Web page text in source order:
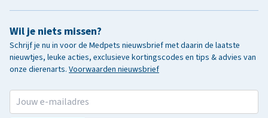
Wil je niets missen?
Schrijf je nu in voor de Medpets nieuwsbrief met daarin de laatste
nieuwtjes, leuke acties, exclusieve kortingscodes en tips & advies van
onze dierenarts. Voorwaarden nieuwsbrief